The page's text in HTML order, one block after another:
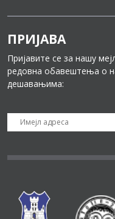
ПРИЈАВА
Пријавите се за нашу
редовна обавештења о
дешавањима: